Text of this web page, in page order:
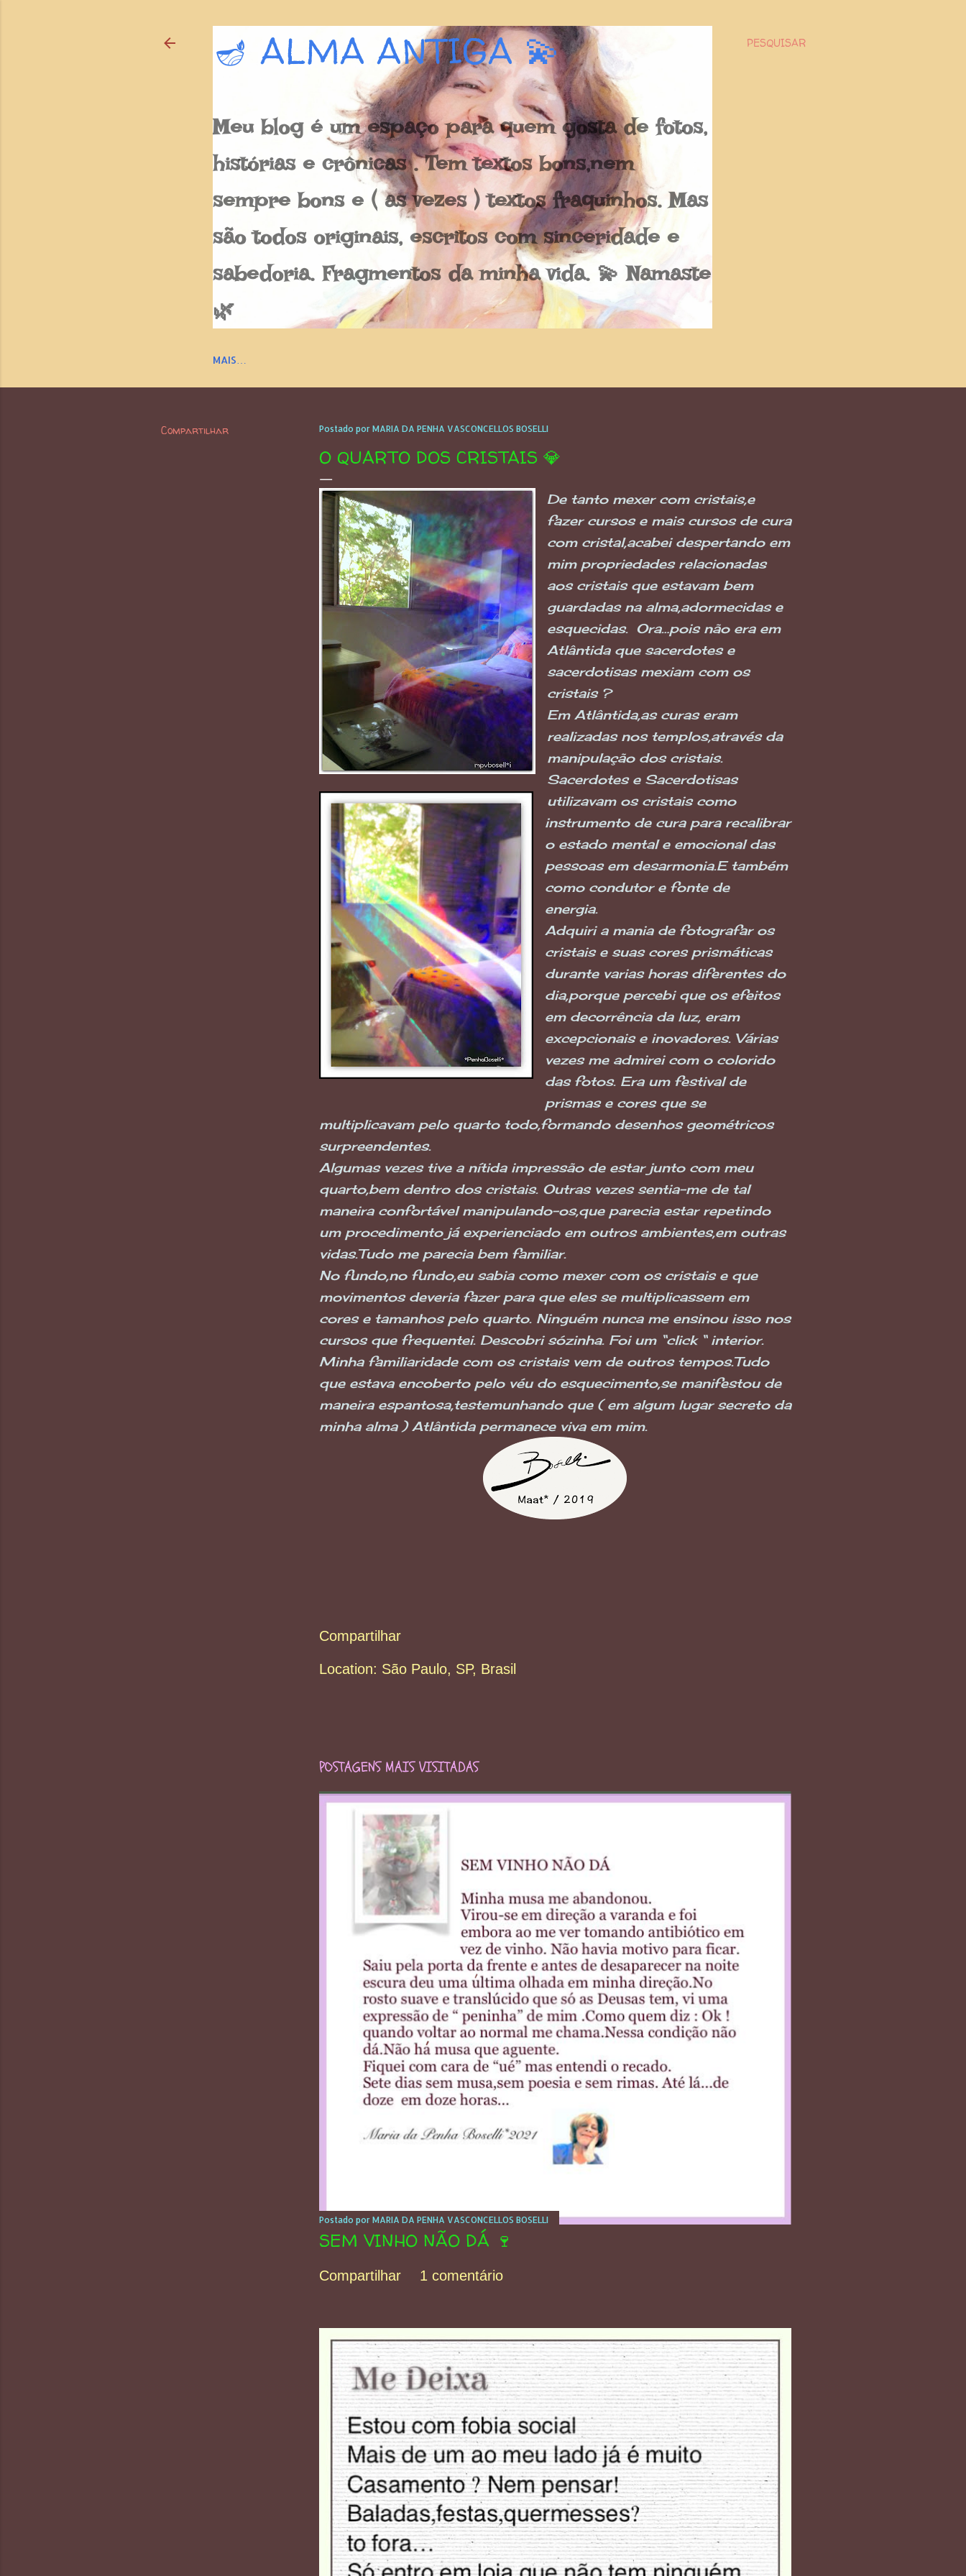
PESQUISAR
🪔 ALMA ANTIGA 💫
Meu blog é um espaço para quem gosta de fotos,
histórias e crônicas . Tem textos bons,nem
sempre bons e ( as vezes ) textos fraquinhos. Mas
são todos originais, escritos com sinceridade e
sabedoria. Fragmentos da minha vida. 💫 Namaste
🌿
MAIS…
Compartilhar Postado por MARIA DA PENHA VASCONCELLOS BOSELLI
O QUARTO DOS CRISTAIS 💎
De tanto mexer com cristais,e
fazer cursos e mais cursos de cura
com cristal,acabei despertando em
mim propriedades relacionadas
aos cristais que estavam bem
guardadas na alma,adormecidas e
esquecidas. Ora…pois não era em
Atlântida que sacerdotes e
sacerdotisas mexiam com os
cristais ?
Em Atlântida,as curas eram
realizadas nos templos,através da
manipulação dos cristais.
Sacerdotes e Sacerdotisas
utilizavam os cristais como
instrumento de cura para recalibrar
o estado mental e emocional das
pessoas em desarmonia.E também
como condutor e fonte de
energia.
Adquiri a mania de fotografar os
cristais e suas cores prismáticas
durante varias horas diferentes do
dia,porque percebi que os efeitos
em decorrência da luz, eram
excepcionais e inovadores. Várias
vezes me admirei com o colorido
das fotos. Era um festival de
prismas e cores que se
multiplicavam pelo quarto todo,formando desenhos geométricos
surpreendentes.
Algumas vezes tive a nítida impressão de estar junto com meu
quarto,bem dentro dos cristais. Outras vezes sentia-me de tal
maneira confortável manipulando-os,que parecia estar repetindo
um procedimento já experienciado em outros ambientes,em outras
vidas.Tudo me parecia bem familiar.
No fundo,no fundo,eu sabia como mexer com os cristais e que
movimentos deveria fazer para que eles se multiplicassem em
cores e tamanhos pelo quarto. Ninguém nunca me ensinou isso nos
cursos que frequentei. Descobri sózinha. Foi um “click “ interior.
Minha familiaridade com os cristais vem de outros tempos.Tudo
que estava encoberto pelo véu do esquecimento,se manifestou de
maneira espantosa,testemunhando que ( em algum lugar secreto da
minha alma ) Atlântida permanece viva em mim.
Compartilhar
Location: São Paulo, SP, Brasil
POSTAGENS MAIS VISITADAS
Postado por MARIA DA PENHA VASCONCELLOS BOSELLI
SEM VINHO NÃO DÁ 🍷
Compartilhar 1 comentário